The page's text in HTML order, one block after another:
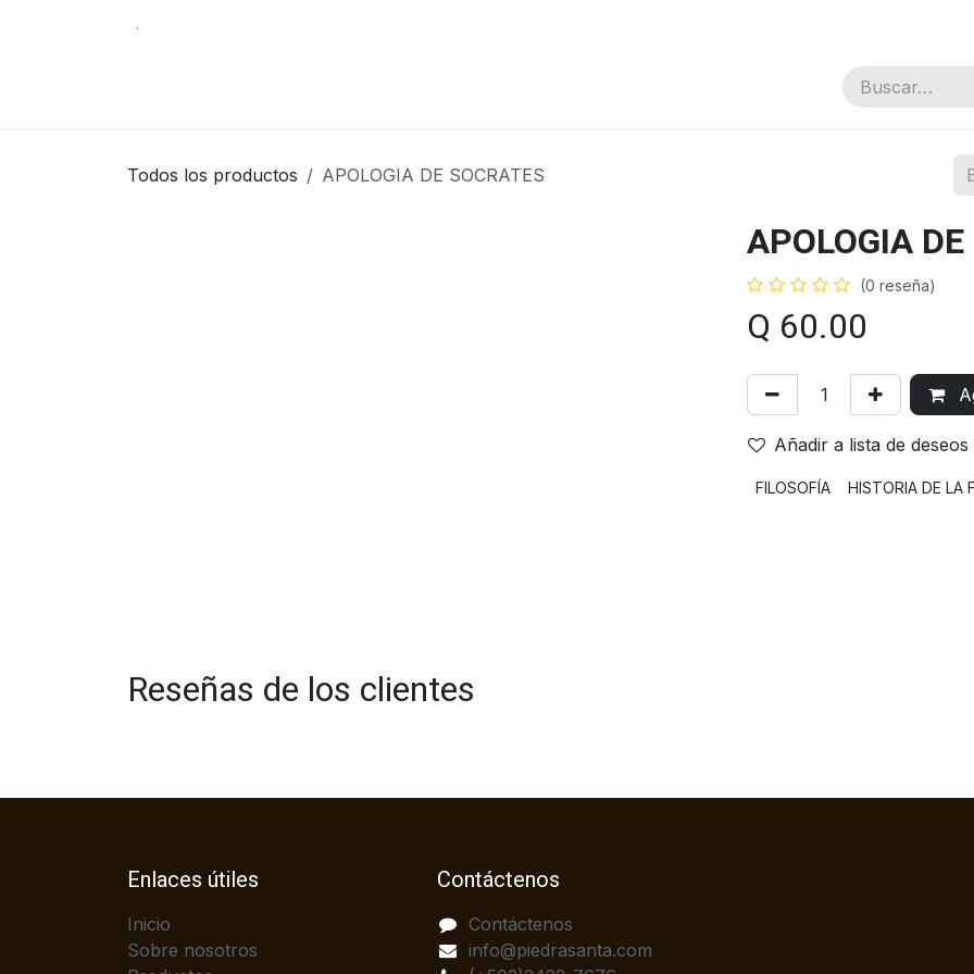
.
Todos los productos APOLOGIA DE SOCRATES
APOLOGIA
(0 reseña)
Q 60.00
Añadir a lista de deseos
FILOSOFÍA HISTORIA DE LA
Reseñas de los clientes
Enlaces útiles
Inicio
Sobre nosotros
Contáctenos
Contáctenos
info@piedrasanta.com